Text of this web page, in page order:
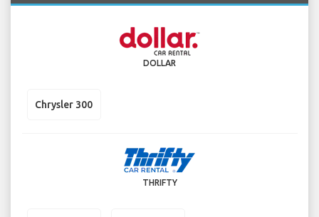
DOLLAR
Chrysler 300
THRIFTY